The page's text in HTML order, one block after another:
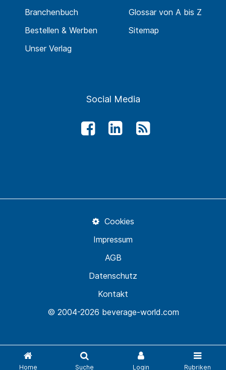
Home Suche Login Rubriken
Branchenbuch
Bestellen & Werben
Unser Verlag
Glossar von A bis Z
Sitemap
Social Media
© 2004-2026 beverage-world.com
Kontakt
Datenschutz
AGB
Impressum
Cookies